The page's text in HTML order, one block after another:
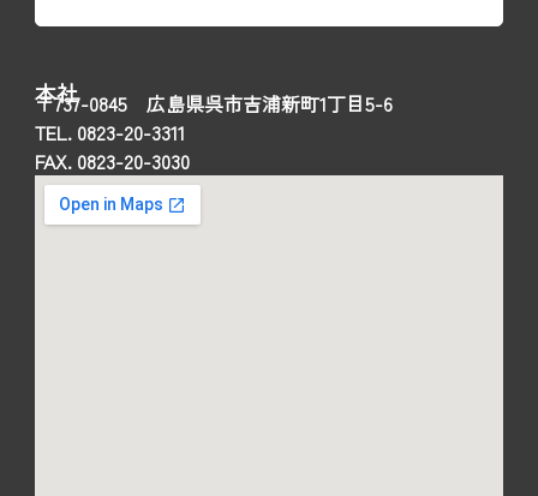
本社
〒737-0845 広島県呉市吉浦新町1丁目5-6
TEL. 0823-20-3311
FAX. 0823-20-3030